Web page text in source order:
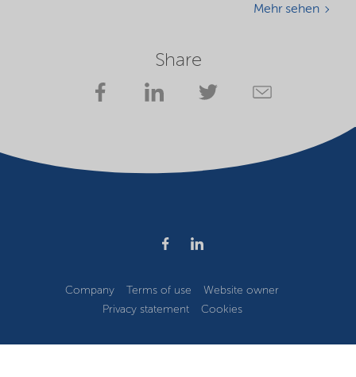
Mehr sehen
Share
Company Terms of use
Website owner
Privacy statement
Cookies